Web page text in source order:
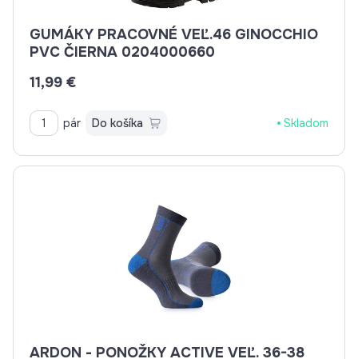
GUMÁKY PRACOVNÉ VEĽ.46 GINOCCHIO
PVC ČIERNA 0204000660
11,99 €
pár Do košíka Skladom
ARDON - PONOŽKY ACTIVE VEĽ. 36-38